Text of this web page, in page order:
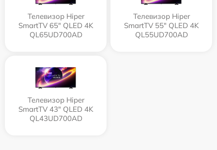
Телевизор Hiper
SmartTV 65" QLED 4K
QL65UD700AD
Телевизор Hiper
SmartTV 55" QLED 4K
QL55UD700AD
Телевизор Hiper
SmartTV 43" QLED 4K
QL43UD700AD